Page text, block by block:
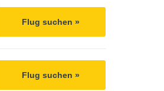
Flug suchen »
Flug suchen »